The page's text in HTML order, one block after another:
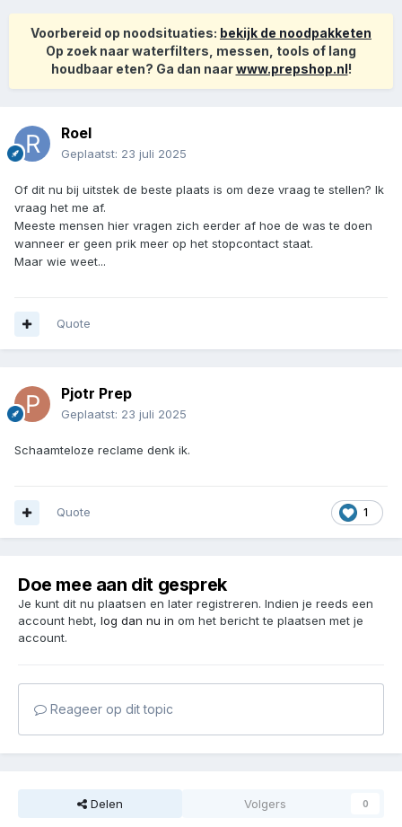
Voorbereid op noodsituaties: bekijk de noodpakketen
Op zoek naar waterfilters, messen, tools of lang
houdbaar eten? Ga dan naarwww.prepshop.nl!
Roel
Geplaatst: 23 juli 2025
Of dit nu bij uitstek de beste plaats is om deze vraag te stellen? Ik
vraag het me af.
Meeste mensen hier vragen zich eerder af hoe de was te doen
wanneer er geen prik meer op het stopcontact staat.
Maar wie weet...
Quote
Pjotr Prep
Geplaatst: 23 juli 2025
Schaamteloze reclame denk ik.
1
Quote
Doe mee aan dit gesprek
Je kunt dit nu plaatsen en later registreren. Indien je reeds een
account hebt, log dan nu in om het bericht te plaatsen met je
account.
Reageer op dit topic
Delen Volgers 0